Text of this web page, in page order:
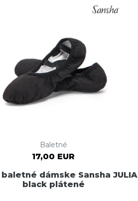
Baletné
17,00 EUR
dámske Sansha JULIA
black plátené